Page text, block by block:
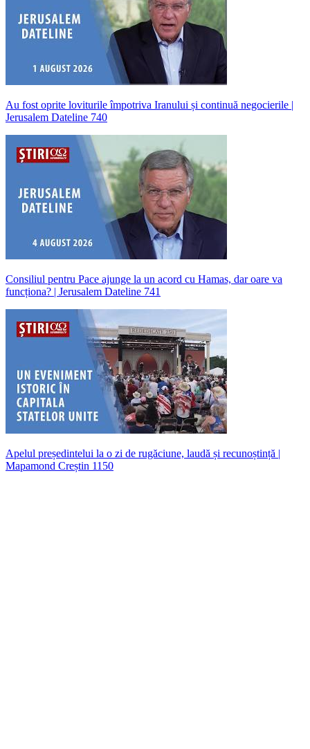
Au fost oprite loviturile împotriva Iranului și continuă negocierile |
Jerusalem Dateline 740
Consiliul pentru Pace ajunge la un acord cu Hamas, dar oare va
funcționa? | Jerusalem Dateline 741
Apelul președintelui la o zi de rugăciune, laudă și recunoștință |
Mapamond Creștin 1150